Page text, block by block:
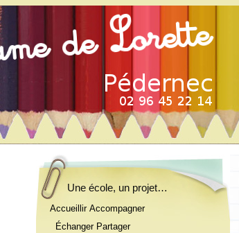
Une école, un projet…
Accueillir Accompagner
Échanger Partager